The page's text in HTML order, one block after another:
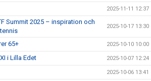
2025-11-11 12:37
Summit 2025 – inspiration och
2025-10-17 13:30
65+ 2025-10-10 10:00
i Lilla Edet 2025-10-07 12:24
2025-10-06 13:41